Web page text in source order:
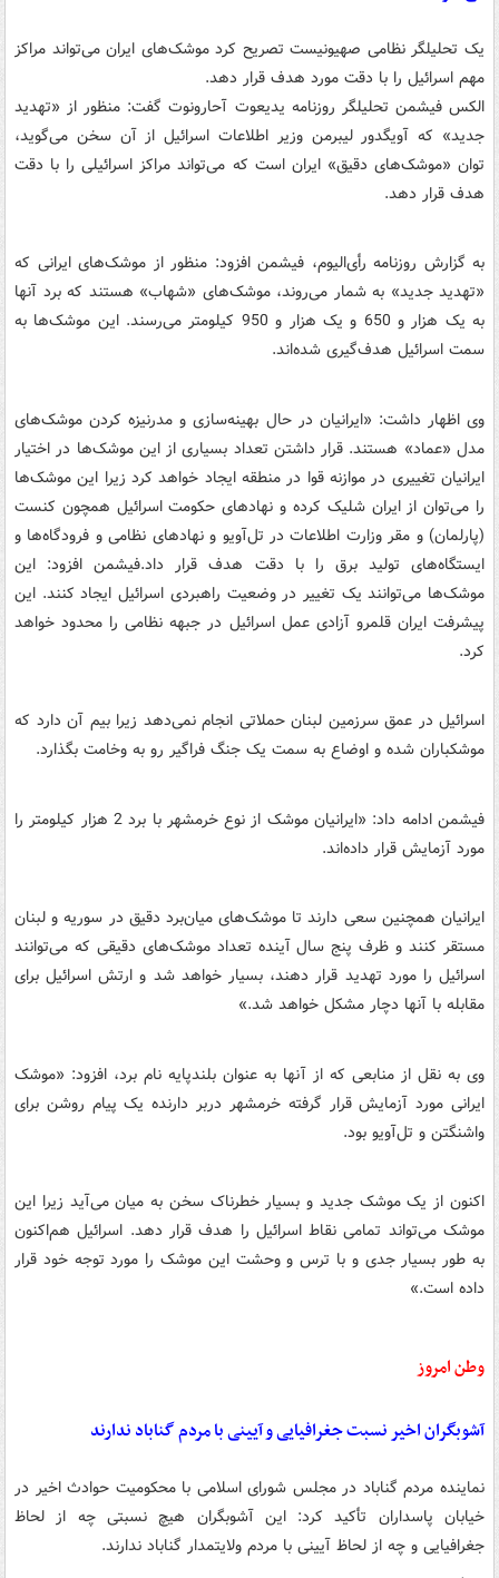
یک تحلیلگر نظامی صهیونیست تصریح کرد موشک‌های ایران می‌تواند مراکز
مهم اسرائیل را با دقت مورد هدف قرار دهد.
الکس فیشمن تحلیلگر روزنامه یدیعوت آحارونوت گفت: منظور از «تهدید
جدید» که آویگدور لیبرمن وزیر اطلاعات اسرائیل از آن سخن می‌گوید،
توان «موشک‌های دقیق» ایران است که می‌تواند مراکز اسرائیلی را با دقت
هدف قرار دهد.
به گزارش روزنامه رأی‌الیوم، فیشمن افزود: منظور از موشک‌های ایرانی که
«تهدید جدید» به شمار می‌روند، موشک‌های «شهاب» هستند که برد آنها
به یک هزار و 650 و یک هزار و 950 کیلومتر می‌رسند. این موشک‌ها به
سمت اسرائیل هدف‌گیری شده‌اند.
وی اظهار داشت: «ایرانیان در حال بهینه‌سازی و مدرنیزه کردن موشک‌های
مدل «عماد» هستند. قرار داشتن تعداد بسیاری از این موشک‌ها در اختیار
ایرانیان تغییری در موازنه قوا در منطقه ایجاد خواهد کرد زیرا این موشک‌ها
را می‌توان از ایران شلیک کرده و نهادهای حکومت اسرائیل همچون کنست
(پارلمان) و مقر وزارت اطلاعات در تل‌آویو و نهادهای نظامی و فرودگاه‌ها و
ایستگاه‌های تولید برق را با دقت هدف قرار داد.فیشمن افزود: این
موشک‌ها می‌توانند یک تغییر در وضعیت راهبردی اسرائیل ایجاد کنند. این
پیشرفت ایران قلمرو آزادی عمل اسرائیل در جبهه نظامی را محدود خواهد
کرد.
اسرائیل در عمق سرزمین لبنان حملاتی انجام نمی‌دهد زیرا بیم آن دارد که
موشکباران شده و اوضاع به سمت یک جنگ‌ فراگیر رو به وخامت بگذارد.
فیشمن ادامه داد: «ایرانیان موشک از نوع خرمشهر با برد 2 هزار کیلومتر را
مورد آزمایش قرار داده‌اند.
ایرانیان همچنین سعی دارند تا موشک‌های میان‌برد دقیق در سوریه و لبنان
مستقر کنند و ظرف پنج سال آینده تعداد موشک‌های دقیقی که می‌توانند
اسرائیل را مورد تهدید قرار دهند، بسیار خواهد شد و ارتش اسرائیل برای
مقابله با آنها دچار مشکل خواهد شد.»
وی به نقل از منابعی که از آنها به عنوان بلندپایه نام برد، افزود: «موشک
ایرانی مورد آزمایش قرار گرفته خرمشهر دربر دارنده یک پیام روشن برای
واشنگتن و تل‌آویو بود.
اکنون از یک موشک جدید و بسیار خطرناک سخن به میان می‌آید زیرا این
موشک می‌تواند تمامی نقاط اسرائیل را هدف قرار دهد. اسرائیل هم‌اکنون
به طور بسیار جدی و با ترس و وحشت این موشک را مورد توجه خود قرار
داده است.»
وطن امروز
آشوبگران اخیر نسبت جغرافیایی و آیینی با مردم گناباد ندارند
نماینده مردم گناباد در مجلس شورای اسلامی با محکومیت حوادث اخیر در
خیابان پاسداران تأکید کرد: این آشوبگران هیچ نسبتی چه از لحاظ
جغرافیایی و چه از لحاظ آیینی با مردم ولایتمدار گناباد ندارند.